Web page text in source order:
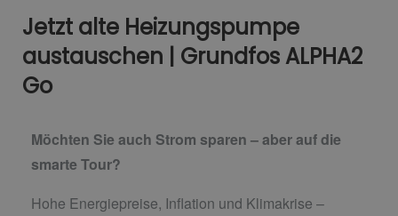
Jetzt alte Heizungspumpe
austauschen | Grundfos ALPHA2
Go
Möchten Sie auch Strom sparen – aber auf die
smarte Tour?
Hohe Energiepreise, Inflation und Klimakrise –